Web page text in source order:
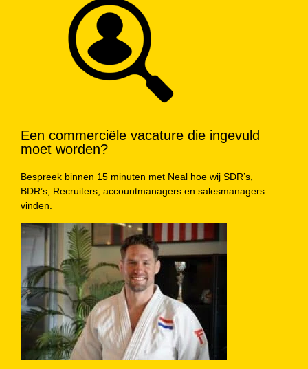
Een commerciële vacature die ingevuld
moet worden?
Bespreek binnen 15 minuten met Neal hoe wij SDR’s,
BDR’s, Recruiters, accountmanagers en salesmanagers
vinden.